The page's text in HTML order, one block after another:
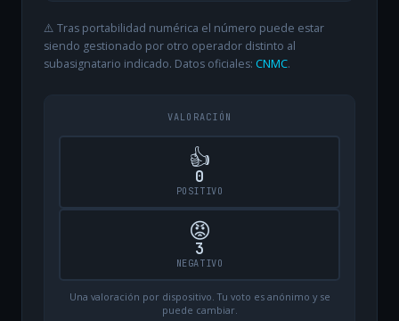
⚠️ Tras portabilidad numérica el número puede estar
siendo gestionado por otro operador distinto al
subasignatario indicado. Datos oficiales: CNMC.
VALORACIÓN
👍
0
POSITIVO
😡
3
NEGATIVO
Una valoración por dispositivo. Tu voto es anónimo y se
puede cambiar.